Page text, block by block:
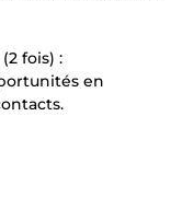
fois) :
en